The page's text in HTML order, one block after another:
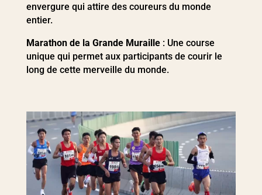
envergure qui attire des coureurs du monde
entier.
Marathon de la Grande Muraille: Une course
unique qui permet aux participants de courir le
long de cette merveille du monde.